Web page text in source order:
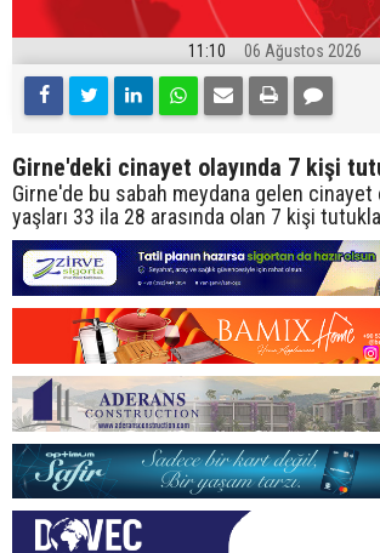
11:10 06 Ağustos 2026
Girne'deki cinayet olayında 7 kişi
Girne'de bu sabah meydana gelen cinayet
yaşları 33 ila 28 arasında olan 7 kişi